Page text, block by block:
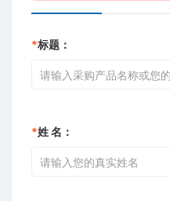
*标题：
*姓 名：